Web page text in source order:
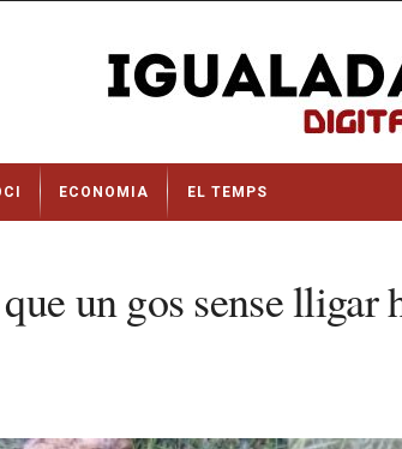
ECONOMIA EL TEMPS
un gos sense lligar